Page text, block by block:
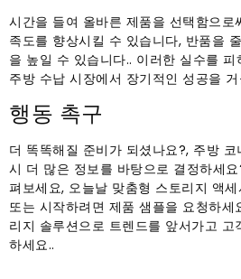
시간을 들여 올바른 제품을 선택함으로
족도를 향상시킬 수 있습니다, 반품을
을 높일 수 있습니다.. 이러한 실수를
주방 수납 시장에서 장기적인 성공을
행동 촉구
더 똑똑해질 준비가 되셨나요?, 주방
시 더 많은 정보를 바탕으로 결정하세
펴보세요, 오늘날 맞춤형 스토리지 액세
또는 시작하려면 제품 샘플을 요청하세
리지 솔루션으로 트렌드를 앞서가고
하세요..